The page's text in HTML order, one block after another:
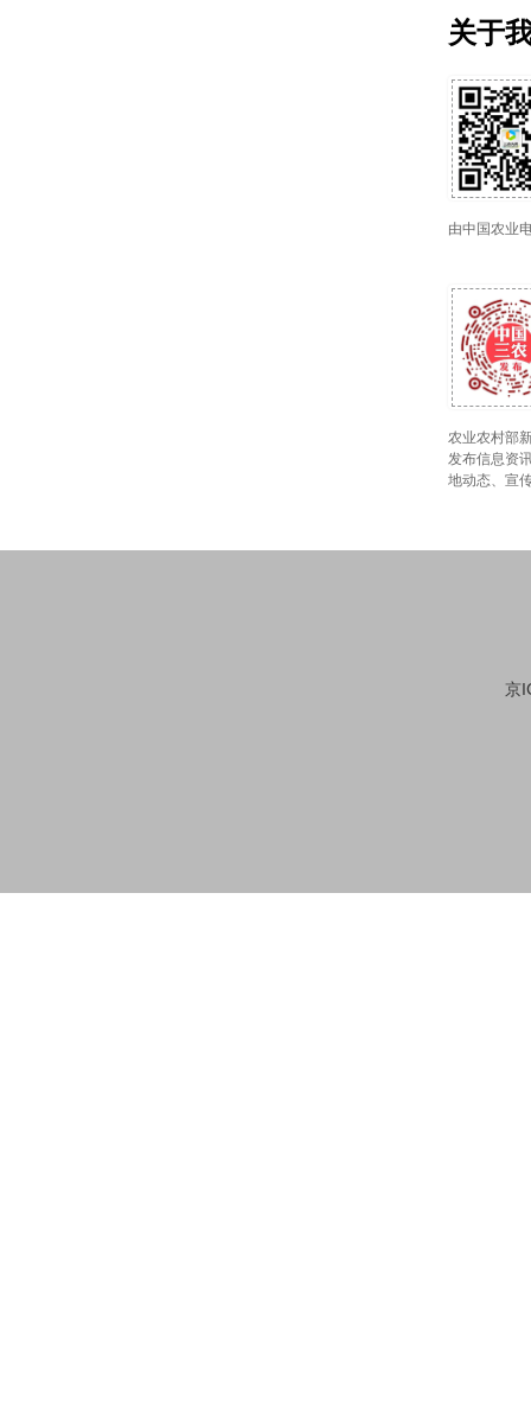
关于
由中国农业
农业农村部
发布信息资
地动态、宣
京